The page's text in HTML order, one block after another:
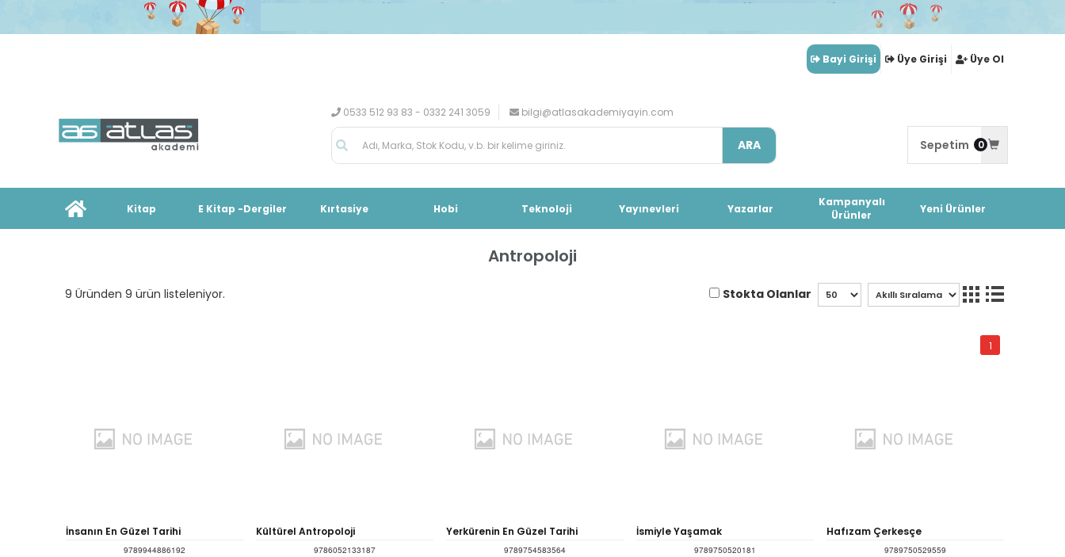
Bayi Girişi Üye Girişi Üye Ol
0533 512 93 83 - 0332 241 3059 bilgi@atlasakademiyayin.com
ARA Sepetim 0
Kitap E Kitap -Dergiler Kırtasiye Hobi Teknoloji Yayınevleri Yazarlar
Kampanyalı
Ürünler
Yeni Ürünler
Antropoloji
9 Üründen 9 ürün listeleniyor. Stokta Olanlar
1
İnsanın En Güzel Tarihi
9789944886192
Kültürel Antropoloji
9786052133187
Yerkürenin En Güzel Tarihi
9789754583564
İsmiyle Yaşamak
9789750520181
Hafızam Çerkesçe
9789750529559